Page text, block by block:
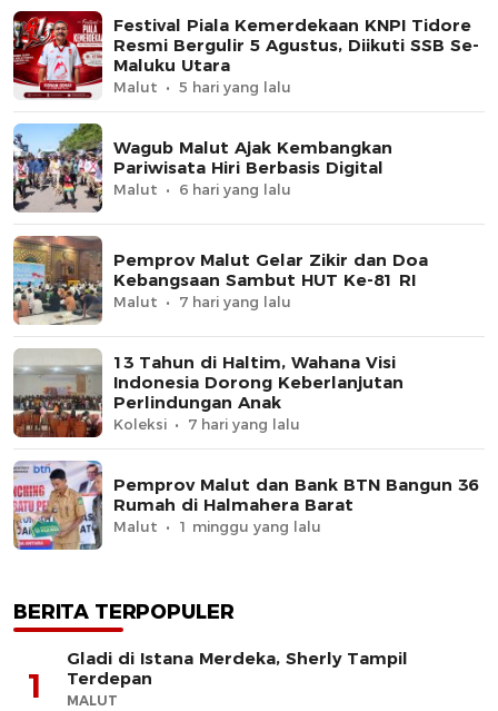
Festival Piala Kemerdekaan KNPI Tidore
Resmi Bergulir 5 Agustus, Diikuti SSB Se-
Maluku Utara
Malut 5 hari yang lalu
Wagub Malut Ajak Kembangkan
Pariwisata Hiri Berbasis Digital
Malut 6 hari yang lalu
Pemprov Malut Gelar Zikir dan Doa
Kebangsaan Sambut HUT Ke-81 RI
Malut 7 hari yang lalu
13 Tahun di Haltim, Wahana Visi
Indonesia Dorong Keberlanjutan
Perlindungan Anak
Koleksi 7 hari yang lalu
Pemprov Malut dan Bank BTN Bangun 36
Rumah di Halmahera Barat
Malut 1 minggu yang lalu
BERITA TERPOPULER
1
Gladi di Istana Merdeka, Sherly Tampil
Terdepan
MALUT